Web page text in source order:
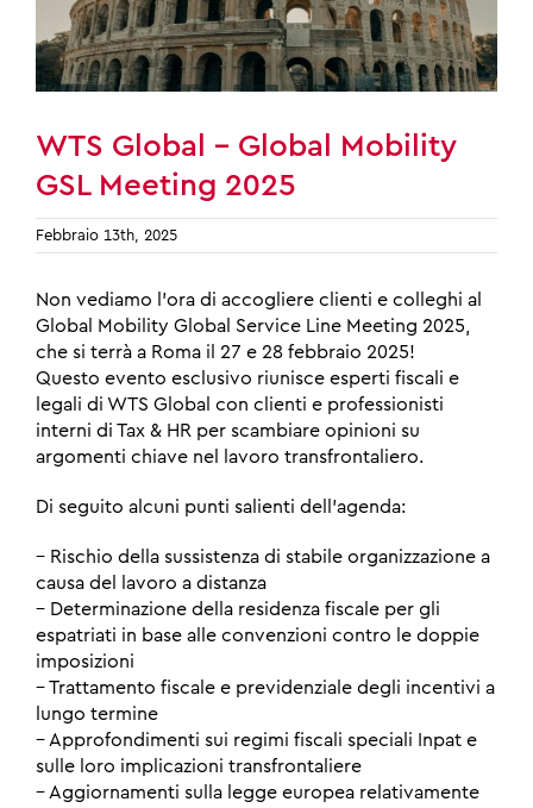
WTS Global – Global Mobility
GSL Meeting 2025
Febbraio 13th, 2025
Non vediamo l’ora di accogliere clienti e colleghi al
Global Mobility Global Service Line Meeting 2025,
che si terrà a Roma il 27 e 28 febbraio 2025!
Questo evento esclusivo riunisce esperti fiscali e
legali di WTS Global con clienti e professionisti
interni di Tax & HR per scambiare opinioni su
argomenti chiave nel lavoro transfrontaliero.
Di seguito alcuni punti salienti dell’agenda:
– Rischio della sussistenza di stabile organizzazione a
causa del lavoro a distanza
– Determinazione della residenza fiscale per gli
espatriati in base alle convenzioni contro le doppie
imposizioni
– Trattamento fiscale e previdenziale degli incentivi a
lungo termine
– Approfondimenti sui regimi fiscali speciali Inpat e
sulle loro implicazioni transfrontaliere
– Aggiornamenti sulla legge europea relativamente